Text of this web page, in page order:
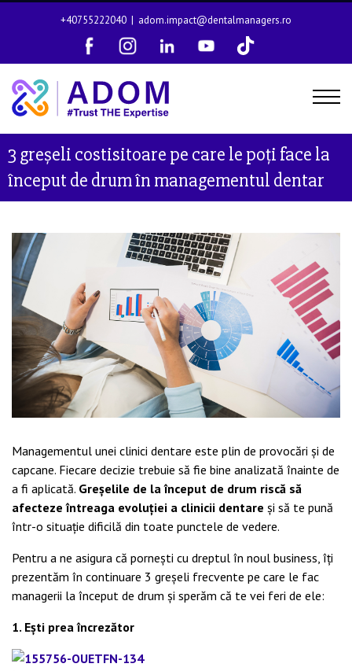
+40755222040 | adom.impact@dentalmanagers.ro
3 greșeli costisitoare pe care le poți face la
început de drum în managementul dentar
Managementul unei clinici dentare este plin de provocări și de
capcane. Fiecare decizie trebuie să fie bine analizată înainte de
a fi aplicată. Greșelile de la început de drum riscă să
afecteze întreaga evoluției a clinicii dentare și să te pună
într-o situație dificilă din toate punctele de vedere.
Pentru a ne asigura că pornești cu dreptul în noul business, îți
prezentăm în continuare 3 greșeli frecvente pe care le fac
managerii la început de drum și sperăm că te vei feri de ele:
1. Ești prea încrezător